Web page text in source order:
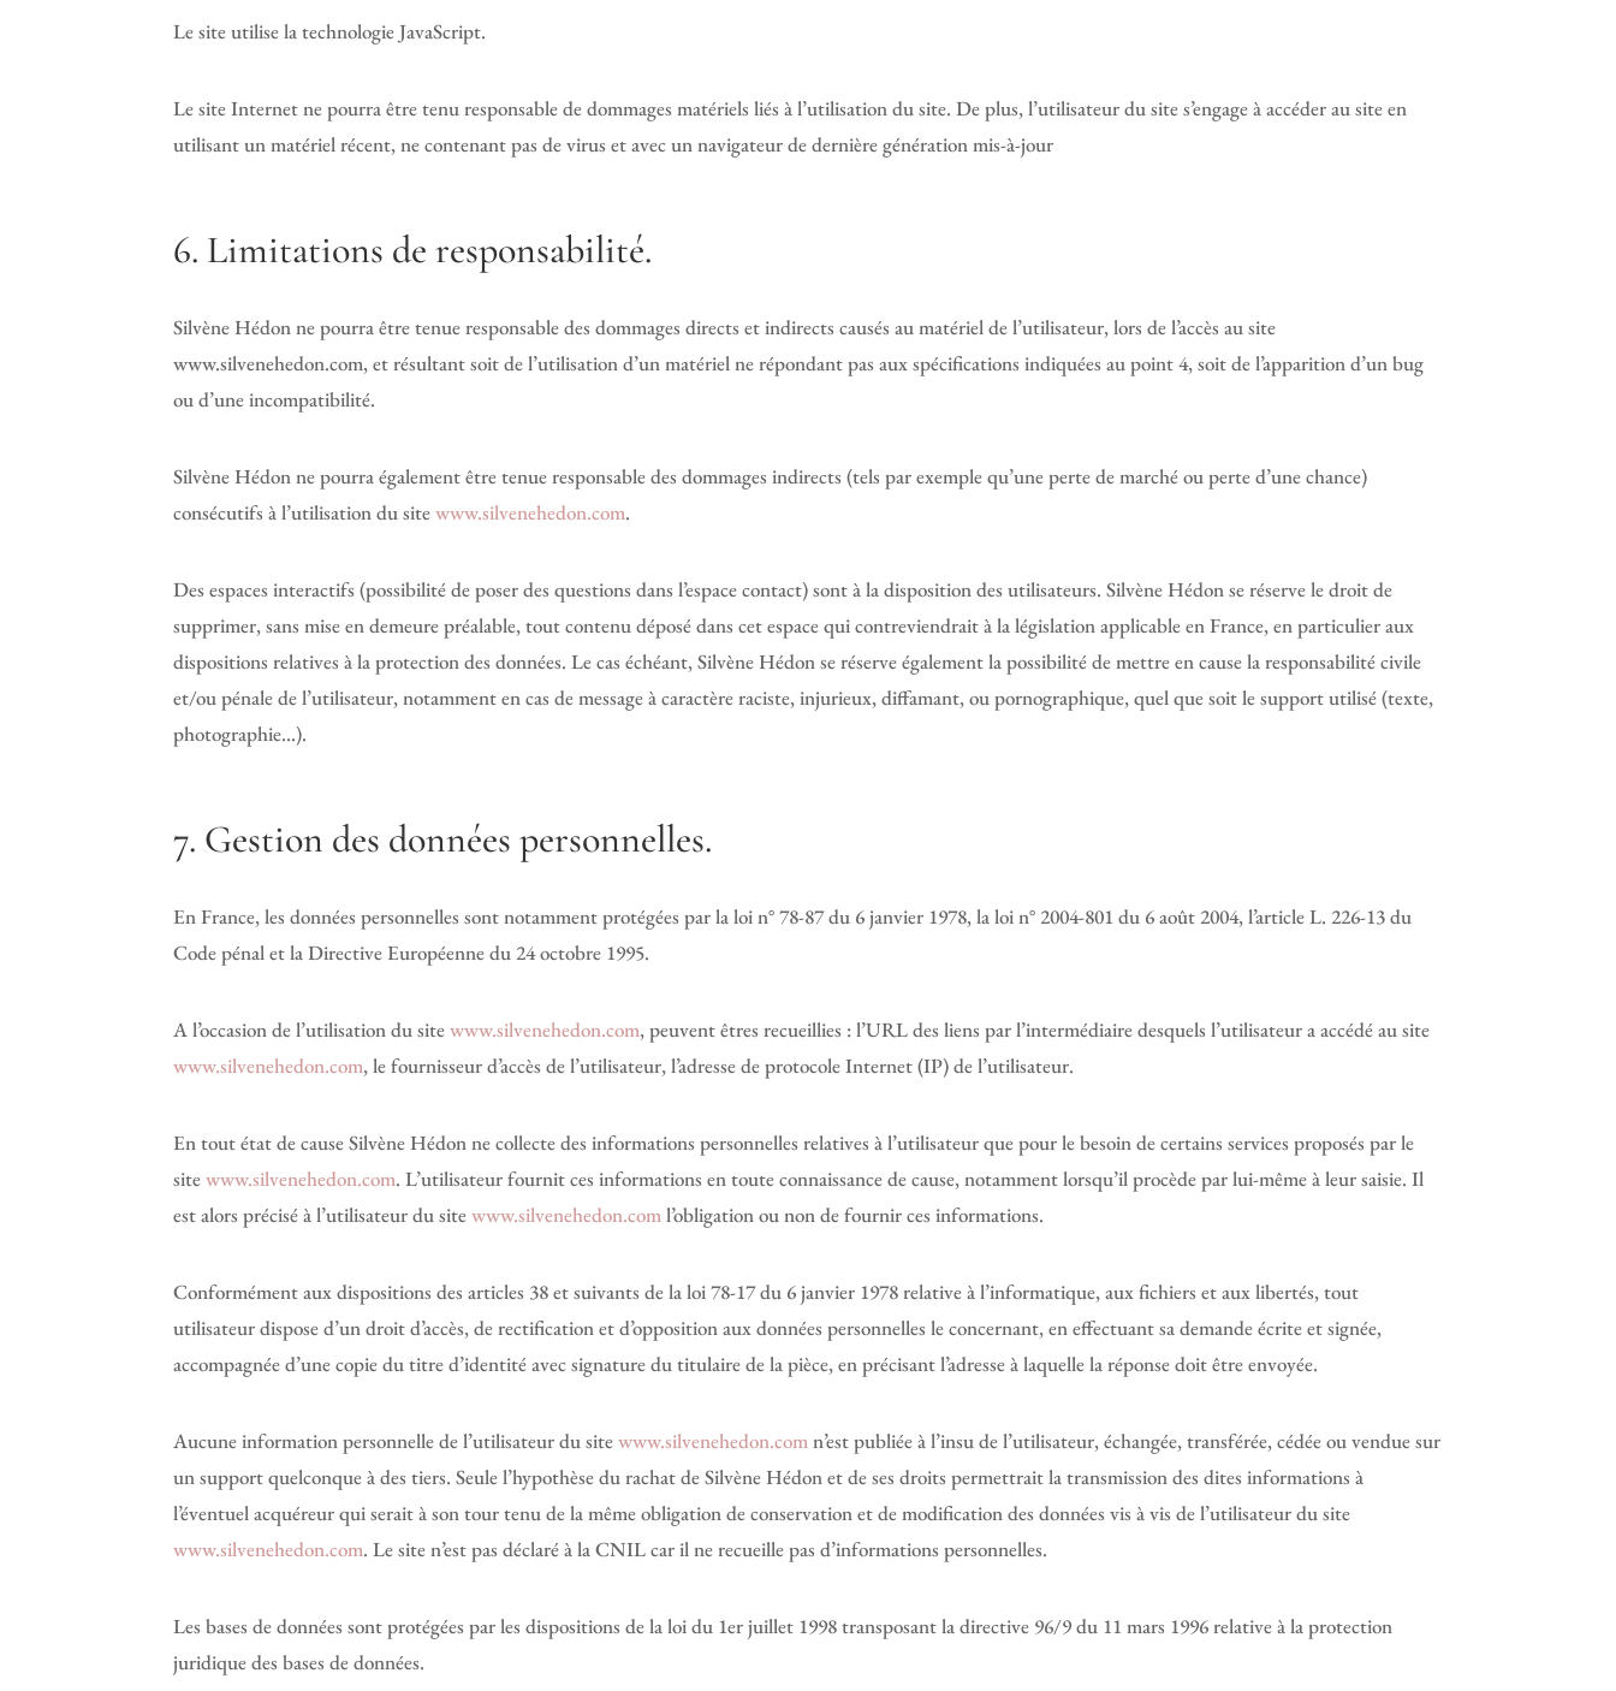
Le site utilise la technologie JavaScript.
Le site Internet ne pourra être tenu responsable de dommages matériels liés à l’utilisation du site. De plus, l’utilisateur du site s’engage à accéder au site en
utilisant un matériel récent, ne contenant pas de virus et avec un navigateur de dernière génération mis-à-jour
6. Limitations de responsabilité.
Silvène Hédon ne pourra être tenue responsable des dommages directs et indirects causés au matériel de l’utilisateur, lors de l’accès au site
www.silvenehedon.com, et résultant soit de l’utilisation d’un matériel ne répondant pas aux spécifications indiquées au point 4, soit de l’apparition d’un bug
ou d’une incompatibilité.
Silvène Hédon ne pourra également être tenue responsable des dommages indirects (tels par exemple qu’une perte de marché ou perte d’une chance)
consécutifs à l’utilisation du sitewww.silvenehedon.com.
Des espaces interactifs (possibilité de poser des questions dans l’espace contact) sont à la disposition des utilisateurs. Silvène Hédon se réserve le droit de
supprimer, sans mise en demeure préalable, tout contenu déposé dans cet espace qui contreviendrait à la législation applicable en France, en particulier aux
dispositions relatives à la protection des données. Le cas échéant, Silvène Hédon se réserve également la possibilité de mettre en cause la responsabilité civile
et/ou pénale de l’utilisateur, notamment en cas de message à caractère raciste, injurieux, diffamant, ou pornographique, quel que soit le support utilisé (texte,
photographie…).
7. Gestion des données personnelles.
En France, les données personnelles sont notamment protégées par la loi n° 78-87 du 6 janvier 1978, la loi n° 2004-801 du 6 août 2004, l’article L. 226-13 du
Code pénal et la Directive Européenne du 24 octobre 1995.
A l’occasion de l’utilisation du sitewww.silvenehedon.com, peuvent êtres recueillies : l’URL des liens par l’intermédiaire desquels l’utilisateur a accédé au site
www.silvenehedon.com, le fournisseur d’accès de l’utilisateur, l’adresse de protocole Internet (IP) de l’utilisateur.
En tout état de cause Silvène Hédon ne collecte des informations personnelles relatives à l’utilisateur que pour le besoin de certains services proposés par le
sitewww.silvenehedon.com. L’utilisateur fournit ces informations en toute connaissance de cause, notamment lorsqu’il procède par lui-même à leur saisie. Il
est alors précisé à l’utilisateur du sitewww.silvenehedon.coml’obligation ou non de fournir ces informations.
Conformément aux dispositions des articles 38 et suivants de la loi 78-17 du 6 janvier 1978 relative à l’informatique, aux fichiers et aux libertés, tout
utilisateur dispose d’un droit d’accès, de rectification et d’opposition aux données personnelles le concernant, en effectuant sa demande écrite et signée,
accompagnée d’une copie du titre d’identité avec signature du titulaire de la pièce, en précisant l’adresse à laquelle la réponse doit être envoyée.
Aucune information personnelle de l’utilisateur du sitewww.silvenehedon.comn’est publiée à l’insu de l’utilisateur, échangée, transférée, cédée ou vendue sur
un support quelconque à des tiers. Seule l’hypothèse du rachat de Silvène Hédon et de ses droits permettrait la transmission des dites informations à
l’éventuel acquéreur qui serait à son tour tenu de la même obligation de conservation et de modification des données vis à vis de l’utilisateur du site
www.silvenehedon.com. Le site n’est pas déclaré à la CNIL car il ne recueille pas d’informations personnelles.
Les bases de données sont protégées par les dispositions de la loi du 1er juillet 1998 transposant la directive 96/9 du 11 mars 1996 relative à la protection
juridique des bases de données.